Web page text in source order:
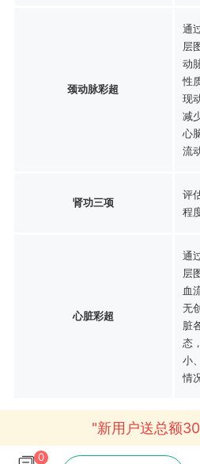
颈动脉彩超
通
层
动
性
现
减
心
流
肾功三项
评
程
心脏彩超
通
层
血
无
脏
态
小
情
"新用户送总额
0